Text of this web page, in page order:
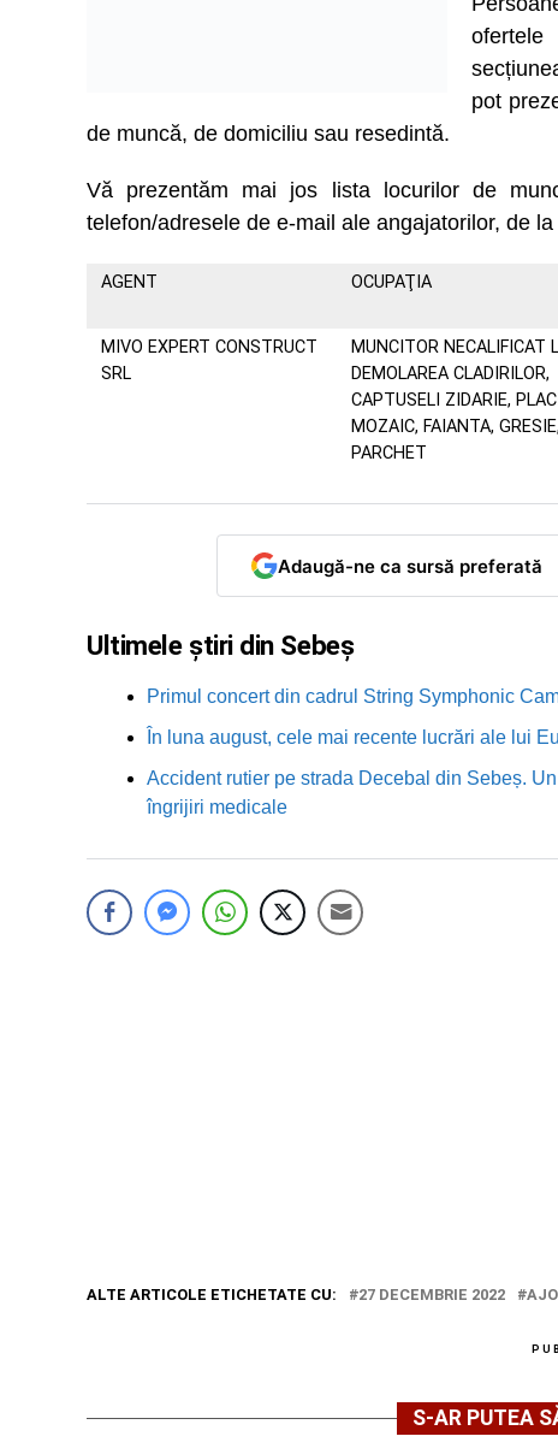
ofertele
pot
de muncă, de domiciliu sau resedintă.
Vă prezentăm mai jos lista locurilor de
telefon/adresele de e-mail ale angajatorilor, de
AGENT OCUPAŢIA
MIVO EXPERT CONSTRUCT
SRL
MUNCITOR NECALIFICAT
DEMOLAREA CLADIRILOR,
CAPTUSELI ZIDARIE, PLACI
MOZAIC, FAIANTA, GRESIE,
PARCHET
Adaugă-ne ca sursă preferată
Ultimele știri din Sebeș
Primul concert din cadrul String Symphonic
În luna august, cele mai recente lucrări ale lui
Accident rutier pe strada Decebal din Sebeș.
îngrijiri medicale
ALTE ARTICOLE ETICHETATE CU: 27 DECEMBRIE 2022
S-AR PUTEA